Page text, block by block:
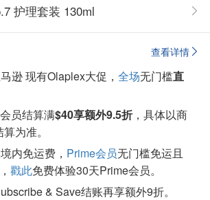
护理套装 130ml
查看详情
逊 现有Olaplex大促， 全场无门槛直
员结算满$40享额外9.5折 ，具体以商
为准。
内免运费， Prime会员无门槛免运且
戳此免费体验30天Prime会员。
& Save结账再享额外9折。